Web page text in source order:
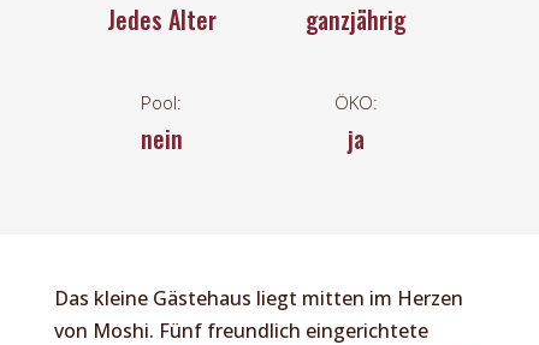
Jedes Alter ganzjährig
Pool:
nein
ÖKO:
ja
Das kleine Gästehaus liegt mitten im Herzen
von Moshi. Fünf freundlich eingerichtete